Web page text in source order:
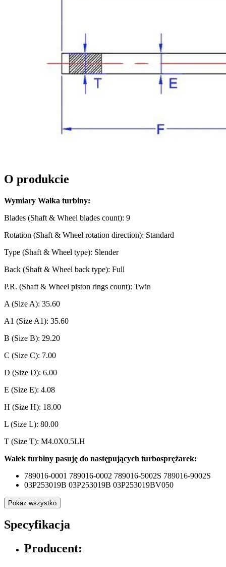
O produkcie
Wymiary Wałka turbiny:
Blades (Shaft & Wheel blades count): 9
Rotation (Shaft & Wheel rotation direction): Standard
Type (Shaft & Wheel type): Slender
Back (Shaft & Wheel back type): Full
P.R. (Shaft & Wheel piston rings count): Twin
A (Size A): 35.60
A1 (Size A1): 35.60
B (Size B): 29.20
C (Size C): 7.00
D (Size D): 6.00
E (Size E): 4.08
H (Size H): 18.00
L (Size L): 80.00
T (Size T): M4.0X0.5LH
Wałek turbiny pasuję do następujących turbosprężarek:
789016-0001 789016-0002 789016-5002S 789016-9002S
03P253019B 03P253019B 03P253019BV050
Pokaż wszystko
Specyfikacja
Producent: